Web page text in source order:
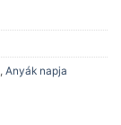
Anyák napja